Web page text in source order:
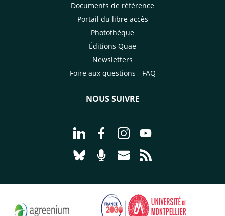
Documents de référence
Portail du libre accès
Photothèque
Éditions Quae
Newsletters
Foire aux questions - FAQ
NOUS SUIVRE
Aller à la page Nous suivre sur
Aller à la page Nous suivre sur
Aller à la page Nous
Aller à la page
Aller à la page Nous suivre sur
Aller à la page Nourrir le
Aller à la page Nous